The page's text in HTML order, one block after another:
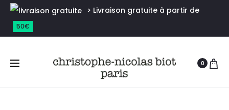
> Livraison gratuite à partir de
50€
0